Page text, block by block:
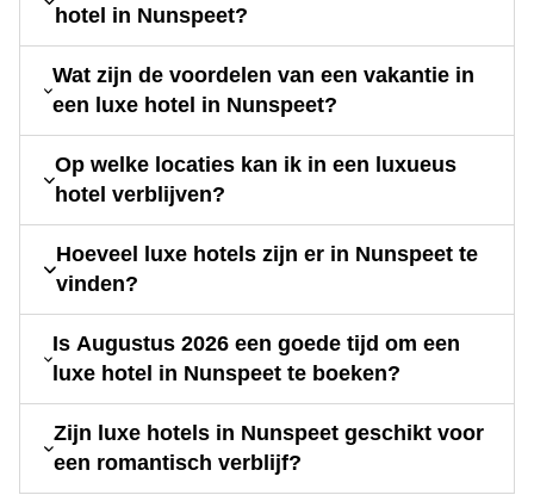
hotel in Nunspeet?
Wat zijn de voordelen van een vakantie in
een luxe hotel in Nunspeet?
Op welke locaties kan ik in een luxueus
hotel verblijven?
Hoeveel luxe hotels zijn er in Nunspeet te
vinden?
Is Augustus 2026 een goede tijd om een
luxe hotel in Nunspeet te boeken?
Zijn luxe hotels in Nunspeet geschikt voor
een romantisch verblijf?